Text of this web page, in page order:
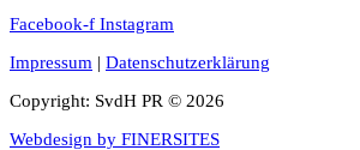
Facebook-f Instagram
Impressum | Datenschutzerklärung
Copyright: SvdH PR © 2026
Webdesign by FINERSITES